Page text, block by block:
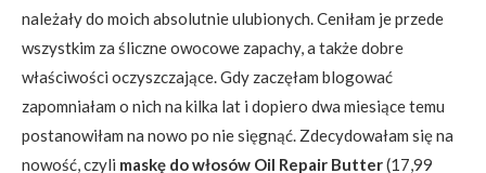
należały do moich absolutnie ulubionych. Ceniłam je przede
wszystkim za śliczne owocowe zapachy, a także dobre
właściwości oczyszczające. Gdy zaczęłam blogować
zapomniałam o nich na kilka lat i dopiero dwa miesiące temu
postanowiłam na nowo po nie sięgnąć. Zdecydowałam się na
nowość, czyli maskę do włosów Oil Repair Butter(17,99